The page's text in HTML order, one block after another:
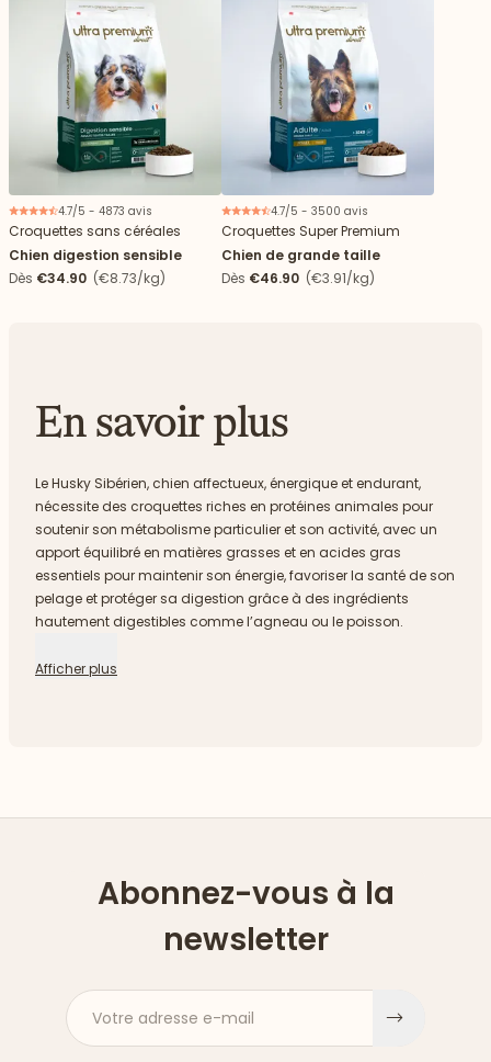
4.7/5 - 4873 avis
Croquettes sans céréales
Chien digestion sensible
Dès €34.90 (€8.73/kg)
4.7/5 - 3500 avis
Croquettes Super Premium
Chien de grande taille
Dès €46.90 (€3.91/kg)
En savoir plus
Le Husky Sibérien, chien affectueux, énergique et endurant,
nécessite des croquettes riches en protéines animales pour
soutenir son métabolisme particulier et son activité, avec un
apport équilibré en matières grasses et en acides gras
essentiels pour maintenir son énergie, favoriser la santé de son
pelage et protéger sa digestion grâce à des ingrédients
hautement digestibles comme l’agneau ou le poisson.
Afficher plus
Abonnez-vous à la
newsletter
Votre adresse e-mail